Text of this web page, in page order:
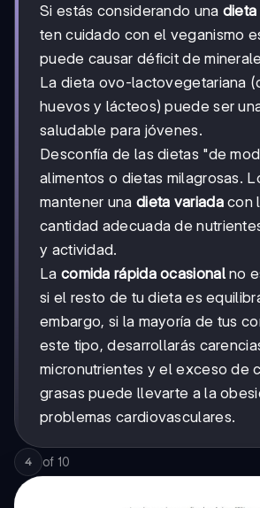
Si estás considerando una dieta
ten cuidado con el veganismo
puede causar déficit de
La dieta ovo-lactovegetariana
huevos y lácteos) puede ser
saludable para jóvenes.
Desconfía de las dietas "de
alimentos o dietas milagrosas.
mantener una dieta variadacon
cantidad adecuada de
y actividad.
La comida rápida ocasionalno
si el resto de tu dieta es
embargo, si la mayoría de tus
este tipo, desarrollarás
micronutrientes y el exceso de
grasas puede llevarte a la
problemas cardiovasculares.
4 of 10